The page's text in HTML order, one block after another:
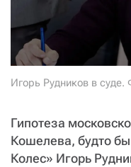
Игорь Рудников в
Гипотеза
Кошелева, будто
Колес» Игорь